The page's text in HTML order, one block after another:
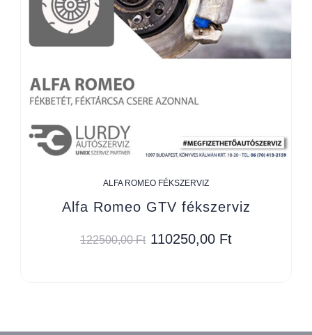
ALFA ROMEO FÉKSZERVIZ
Alfa Romeo GTV fékszerviz
122500,00Ft 110250,00 Ft